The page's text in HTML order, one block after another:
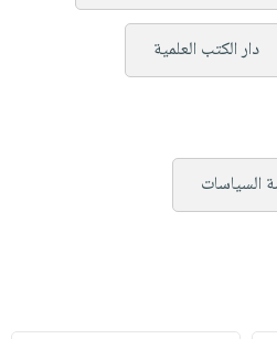
دار الكتب العلمية
السياسات